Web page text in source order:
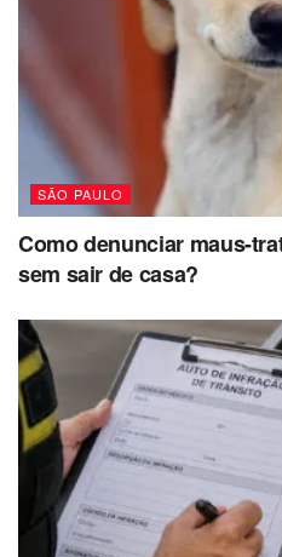
SÃO PAULO
Como denunciar maus-
sem sair de casa?